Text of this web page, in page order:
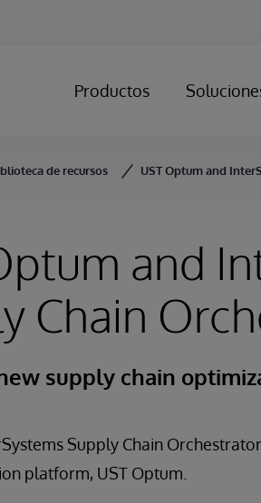
Productos
de recursos UST Optum and
and
Chain
supply chain
Supply Chain
platform, UST Optum.